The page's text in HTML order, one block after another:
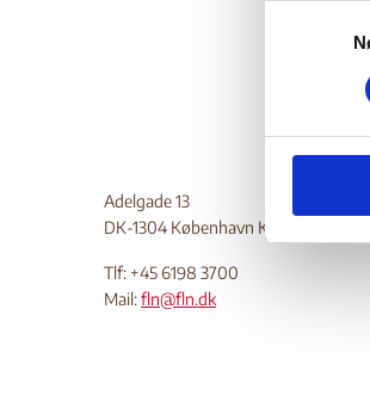
v
Adelgade 13
DK-1304 København K
Tlf: +45 6198 3700
Mail:fln@fln.dk